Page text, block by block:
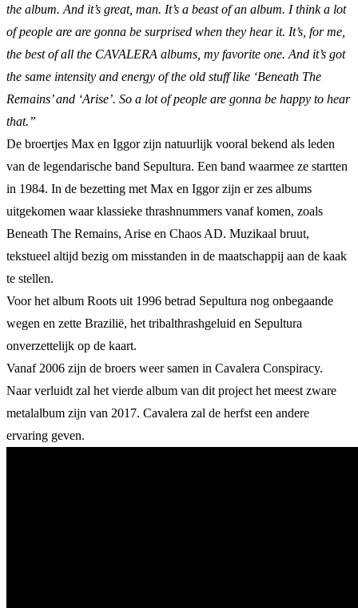
the album. And it’s great, man. It’s a beast of an album. I think a lot
of people are are gonna be surprised when they hear it. It’s, for me,
the best of all the CAVALERA albums, my favorite one. And it’s got
the same intensity and energy of the old stuff like ‘Beneath The
Remains’ and ‘Arise’. So a lot of people are gonna be happy to hear
that.”
De broertjes Max en Iggor zijn natuurlijk vooral bekend als leden
van de legendarische band Sepultura. Een band waarmee ze startten
in 1984. In de bezetting met Max en Iggor zijn er zes albums
uitgekomen waar klassieke thrashnummers vanaf komen, zoals
Beneath The Remains, Arise en Chaos AD. Muzikaal bruut,
tekstueel altijd bezig om misstanden in de maatschappij aan de kaak
te stellen.
Voor het album Roots uit 1996 betrad Sepultura nog onbegaande
wegen en zette Brazilië, het tribalthrashgeluid en Sepultura
onverzettelijk op de kaart.
Vanaf 2006 zijn de broers weer samen in Cavalera Conspiracy.
Naar verluidt zal het vierde album van dit project het meest zware
metalalbum zijn van 2017. Cavalera zal de herfst een andere
ervaring geven.